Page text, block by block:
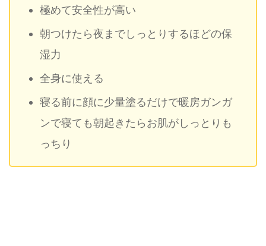
極めて安全性が高い
朝つけたら夜までしっとりするほどの保
湿力
全身に使える
寝る前に顔に少量塗るだけで暖房ガンガ
ンで寝ても朝起きたらお肌がしっとりも
っちり